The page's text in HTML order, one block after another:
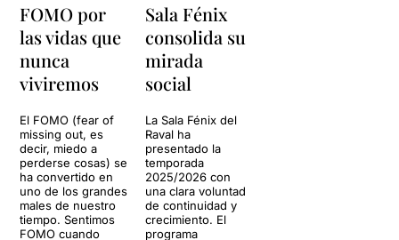
FOMO por
las vidas que
nunca
viviremos
El FOMO (fear of
missing out, es
decir, miedo a
perderse cosas) se
ha convertido en
uno de los grandes
males de nuestro
tiempo. Sentimos
FOMO cuando
Sala Fénix
consolida su
mirada
social
La Sala Fénix del
Raval ha
presentado la
temporada
2025/2026 con
una clara voluntad
de continuidad y
crecimiento. El
programa